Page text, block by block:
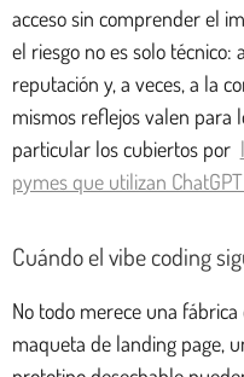
acceso sin comprender el
el riesgo no es solo técnico:
reputación y, a veces, a la
mismos reflejos valen para
particular los cubiertos por
pymes que utilizan
Cuándo el vibe coding
No todo merece una
maqueta de landing page,